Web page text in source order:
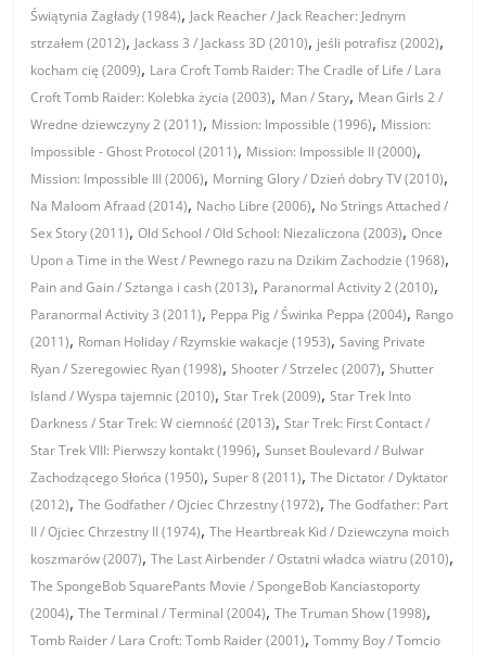
Świątynia Zagłady (1984), Jack Reacher / Jack Reacher: Jednym
strzałem (2012), Jackass 3 / Jackass 3D (2010), jeśli potrafisz (2002),
kocham cię (2009), Lara Croft Tomb Raider: The Cradle of Life / Lara
Croft Tomb Raider: Kolebka życia (2003), Man / Stary, Mean Girls 2 /
Wredne dziewczyny 2 (2011), Mission: Impossible (1996), Mission:
Impossible - Ghost Protocol (2011), Mission: Impossible II (2000),
Mission: Impossible III (2006), Morning Glory / Dzień dobry TV (2010),
Na Maloom Afraad (2014), Nacho Libre (2006), No Strings Attached /
Sex Story (2011),Old School / Old School: Niezaliczona (2003),Once
Upon a Time in the West / Pewnego razu na Dzikim Zachodzie (1968),
Pain and Gain / Sztanga i cash (2013), Paranormal Activity 2 (2010),
Paranormal Activity 3 (2011), Peppa Pig / Świnka Peppa (2004), Rango
(2011), Roman Holiday / Rzymskie wakacje (1953),Saving Private
Ryan / Szeregowiec Ryan (1998),Shooter / Strzelec (2007),Shutter
Island / Wyspa tajemnic (2010),Star Trek (2009),Star Trek Into
Darkness / Star Trek: W ciemność (2013),Star Trek: First Contact /
Star Trek VIII: Pierwszy kontakt (1996),Sunset Boulevard / Bulwar
Zachodzącego Słońca (1950),Super 8 (2011),The Dictator / Dyktator
(2012),The Godfather / Ojciec Chrzestny (1972),The Godfather: Part
II / Ojciec Chrzestny II (1974),The Heartbreak Kid / Dziewczyna moich
koszmarów (2007),The Last Airbender / Ostatni władca wiatru (2010),
The SpongeBob SquarePants Movie / SpongeBob Kanciastoporty
(2004),The Terminal / Terminal (2004),The Truman Show (1998),
Tomb Raider / Lara Croft: Tomb Raider (2001),Tommy Boy / Tomcio